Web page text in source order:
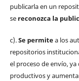
publicarla en un
sereconozca la
c).Se permitea los
repositorios
el proceso de envío,
productivos y